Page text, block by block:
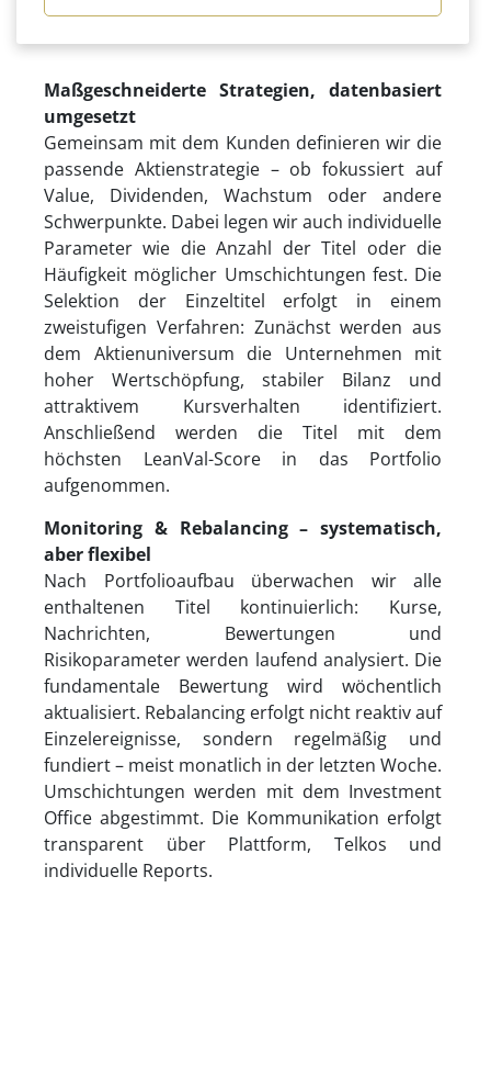
Maßgeschneiderte Strategien, datenbasiert
umgesetzt
Gemeinsam mit dem Kunden definieren wir die
passende Aktienstrategie – ob fokussiert auf
Value, Dividenden, Wachstum oder andere
Schwerpunkte. Dabei legen wir auch individuelle
Parameter wie die Anzahl der Titel oder die
Häufigkeit möglicher Umschichtungen fest. Die
Selektion der Einzeltitel erfolgt in einem
zweistufigen Verfahren: Zunächst werden aus
dem Aktienuniversum die Unternehmen mit
hoher Wertschöpfung, stabiler Bilanz und
attraktivem Kursverhalten identifiziert.
Anschließend werden die Titel mit dem
höchsten LeanVal-Score in das Portfolio
aufgenommen.
Monitoring & Rebalancing – systematisch,
aber flexibel
Nach Portfolioaufbau überwachen wir alle
enthaltenen Titel kontinuierlich: Kurse,
Nachrichten, Bewertungen und
Risikoparameter werden laufend analysiert. Die
fundamentale Bewertung wird wöchentlich
aktualisiert. Rebalancing erfolgt nicht reaktiv auf
Einzelereignisse, sondern regelmäßig und
fundiert – meist monatlich in der letzten Woche.
Umschichtungen werden mit dem Investment
Office abgestimmt. Die Kommunikation erfolgt
transparent über Plattform, Telkos und
individuelle Reports.